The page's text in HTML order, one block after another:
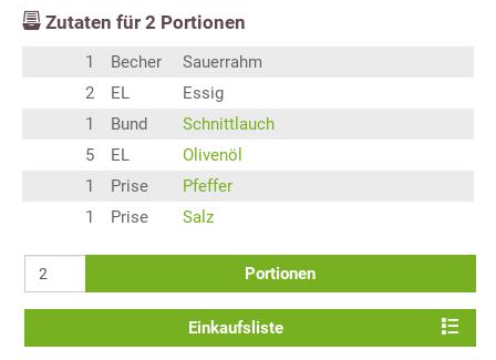
Zutaten für 2 Portionen
1 Becher
Sauerrahm
2
EL
Essig
1
Bund
Schnittlauch
5
EL
Olivenöl
1
Prise
Pfeffer
1
Prise Salz
Portionen
Einkaufsliste